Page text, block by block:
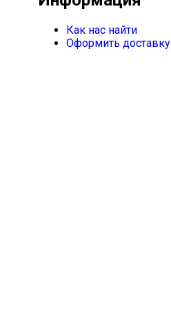
Как нас найти
Оформить доставку